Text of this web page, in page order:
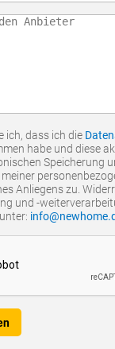
ich, dass ich die
habe und diese
Speicherung
Anliegens zu.
und -